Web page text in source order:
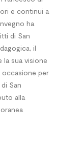
e continui a
ha
di San
il
sua visione
occasione per
San
alla